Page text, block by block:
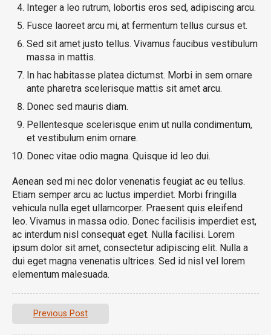
Integer a leo rutrum, lobortis eros sed, adipiscing arcu.
Fusce laoreet arcu mi, at fermentum tellus cursus et.
Sed sit amet justo tellus. Vivamus faucibus vestibulum
massa in mattis.
In hac habitasse platea dictumst. Morbi in sem ornare
ante pharetra scelerisque mattis sit amet arcu.
Donec sed mauris diam.
Pellentesque scelerisque enim ut nulla condimentum,
et vestibulum enim ornare.
Donec vitae odio magna. Quisque id leo dui.
Aenean sed mi nec dolor venenatis feugiat ac eu tellus.
Etiam semper arcu ac luctus imperdiet. Morbi fringilla
vehicula nulla eget ullamcorper. Praesent quis eleifend
leo. Vivamus in massa odio. Donec facilisis imperdiet est,
ac interdum nisl consequat eget. Nulla facilisi. Lorem
ipsum dolor sit amet, consectetur adipiscing elit. Nulla a
dui eget magna venenatis ultrices. Sed id nisl vel lorem
elementum malesuada.
Previous Post